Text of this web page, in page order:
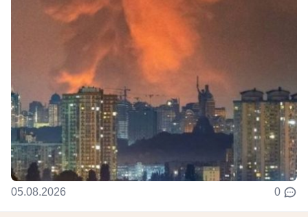
05.08.2026 0